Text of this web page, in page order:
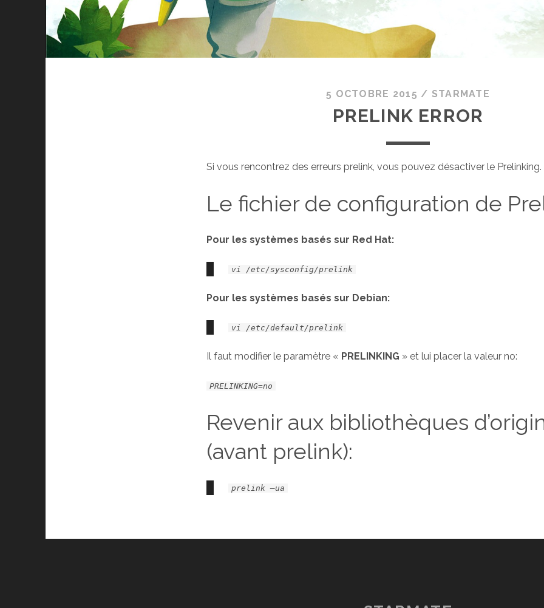
5 OCTOBRE 2015 / STARMATE
PRELINK ERROR
Si vous rencontrez des erreurs prelink, vous pouvez désactiver le Prelinking.
Le fichier de configuration de
Pour les systèmes basés sur Red Hat:
vi /etc/sysconfig/prelink
Pour les systèmes basés sur Debian:
vi /etc/default/prelink
Il faut modifier le paramètre « PRELINKING » et lui placer la valeur no:
PRELINKING=no
Revenir aux bibliothèques
(avant prelink):
prelink –ua